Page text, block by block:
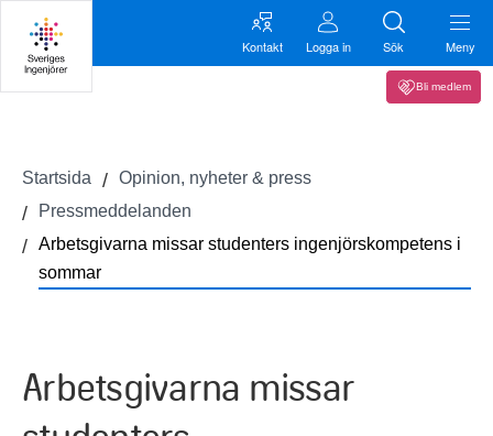
Kontakt Logga in Sök Meny
Bli medlem
Startsida
Opinion, nyheter & press
Pressmeddelanden
Arbetsgivarna missar studenters ingenjörskompetens i
sommar
Arbetsgivarna missar